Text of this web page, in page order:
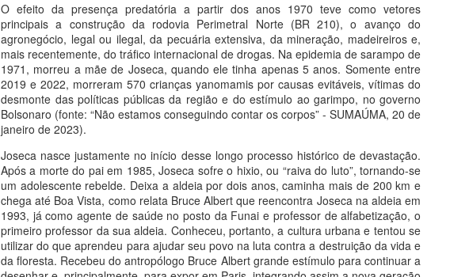
O efeito da presença predatória a partir dos anos 1970 teve como vetores
principais a construção da rodovia Perimetral Norte (BR 210), o avanço do
agronegócio, legal ou ilegal, da pecuária extensiva, da mineração, madeireiros e,
mais recentemente, do tráfico internacional de drogas. Na epidemia de sarampo de
1971, morreu a mãe de Joseca, quando ele tinha apenas 5 anos. Somente entre
2019 e 2022, morreram 570 crianças yanomamis por causas evitáveis, vítimas do
desmonte das políticas públicas da região e do estímulo ao garimpo, no governo
Bolsonaro (fonte: “Não estamos conseguindo contar os corpos” - SUMAÚMA, 20 de
janeiro de 2023).
Joseca nasce justamente no início desse longo processo histórico de devastação.
Após a morte do pai em 1985, Joseca sofre o hixio, ou “raiva do luto”, tornando-se
um adolescente rebelde. Deixa a aldeia por dois anos, caminha mais de 200 km e
chega até Boa Vista, como relata Bruce Albert que reencontra Joseca na aldeia em
1993, já como agente de saúde no posto da Funai e professor de alfabetização, o
primeiro professor da sua aldeia. Conheceu, portanto, a cultura urbana e tentou se
utilizar do que aprendeu para ajudar seu povo na luta contra a destruição da vida e
da floresta. Recebeu do antropólogo Bruce Albert grande estímulo para continuar a
linguagem leve, precisa e atualizada. Está alinhada ao desenvolvimento
da pesquisa em história da arte, que tem conhecido um crescimento
precioso com novas teses e novas abordagens, principalmente sobre a
arte brasileira.
JUL
25
Curso Humanarte 2º Semestre 2026
Projeto Humanarte-Sanquim 2026
Os cursos do Projeto Humanarte no segundo semestre de 2026, em
parceria com o Projeto Sanquim Cultural, oferecem arte, cultura,
filosofia, literatura, cinema e muita autorreflexão. Você encontrará aqui
um panorama amplo dos caminhos da humanidade convertidos em
pintura, escultura, arquitetura, música, só para nosso deleite.
JUL O romance da história